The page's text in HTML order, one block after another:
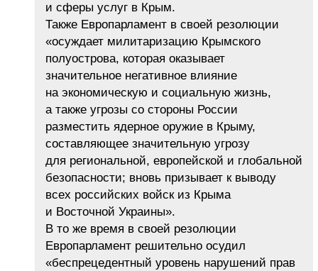
и сферы услуг в Крым.
Также Европарламент в своей резолюции
«осуждает милитаризацию Крымского
полуострова, которая оказывает
значительное негативное влияние
на экономическую и социальную жизнь,
а также угрозы со стороны России
разместить ядерное оружие в Крыму,
составляющее значительную угрозу
для региональной, европейской и глобальной
безопасности; вновь призывает к выводу
всех российских войск из Крыма
и Восточной Украины».
В то же время в своей резолюции
Европарламент решительно осудил
«беспрецедентный уровень нарушений прав